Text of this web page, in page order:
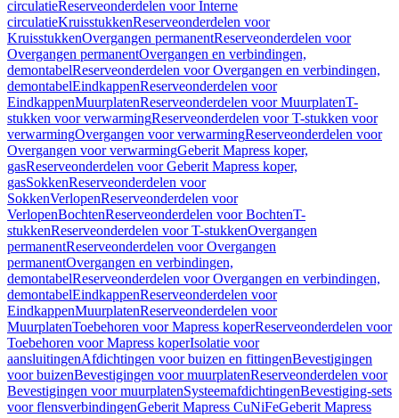
circulatieReserveonderdelen voor Interne
circulatieKruisstukkenReserveonderdelen voor
KruisstukkenOvergangen permanentReserveonderdelen voor
Overgangen permanentOvergangen en verbindingen,
demontabelReserveonderdelen voor Overgangen en verbindingen,
demontabelEindkappenReserveonderdelen voor
EindkappenMuurplatenReserveonderdelen voor MuurplatenT-
stukken voor verwarmingReserveonderdelen voor T-stukken voor
verwarmingOvergangen voor verwarmingReserveonderdelen voor
Overgangen voor verwarmingGeberit Mapress koper,
gasReserveonderdelen voor Geberit Mapress koper,
gasSokkenReserveonderdelen voor
SokkenVerlopenReserveonderdelen voor
VerlopenBochtenReserveonderdelen voor BochtenT-
stukkenReserveonderdelen voor T-stukkenOvergangen
permanentReserveonderdelen voor Overgangen
permanentOvergangen en verbindingen,
demontabelReserveonderdelen voor Overgangen en verbindingen,
demontabelEindkappenReserveonderdelen voor
EindkappenMuurplatenReserveonderdelen voor
MuurplatenToebehoren voor Mapress koperReserveonderdelen voor
Toebehoren voor Mapress koperIsolatie voor
aansluitingenAfdichtingen voor buizen en fittingenBevestigingen
voor buizenBevestigingen voor muurplatenReserveonderdelen voor
Bevestigingen voor muurplatenSysteemafdichtingenBevestiging-sets
voor flensverbindingenGeberit Mapress CuNiFeGeberit Mapress